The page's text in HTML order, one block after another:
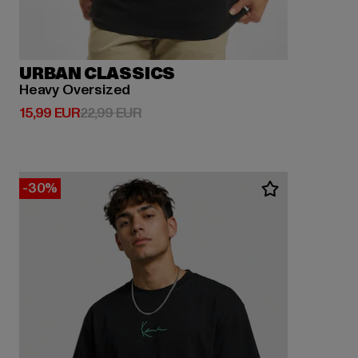
URBAN CLASSICS
Heavy Oversized
15,99 EUR
Derzeitiger Preis: 15,99 EUR
22,99 EURAktionspreis: 22,99 EUR
-30%